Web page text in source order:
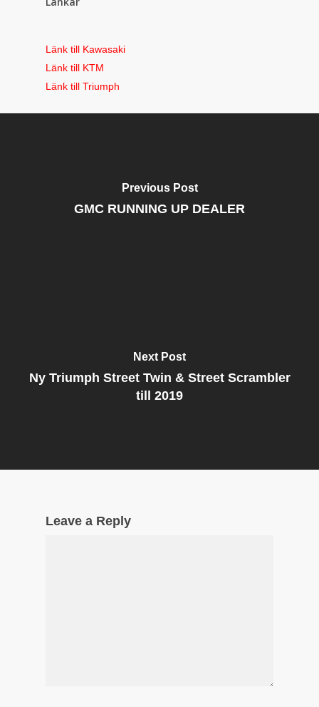
Länk till Kawasaki
Länk till KTM
Länk till Triumph
Previous Post
GMC RUNNING UP DEALER
Next Post
Ny Triumph Street Twin & Street Scrambler
till 2019
Leave a Reply